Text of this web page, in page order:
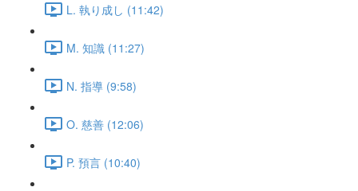
L. 執り成し (11:42)
M. 知識 (11:27)
N. 指導 (9:58)
O. 慈善 (12:06)
P. 預言 (10:40)